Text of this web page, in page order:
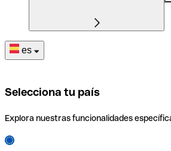
es
Selecciona tu país
Explora nuestras funcionalidades